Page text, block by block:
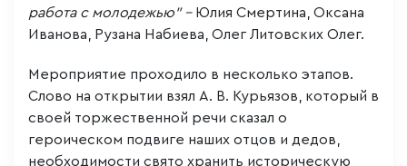
работа с молодежью" – Юлия Смертина, Оксана
Иванова, Рузана Набиева, Олег Литовских Олег.
Мероприятие проходило в несколько этапов.
Слово на открытии взял А. В. Курьязов, который в
своей торжественной речи сказал о
героическом подвиге наших отцов и дедов,
необходимости свято хранить историческую